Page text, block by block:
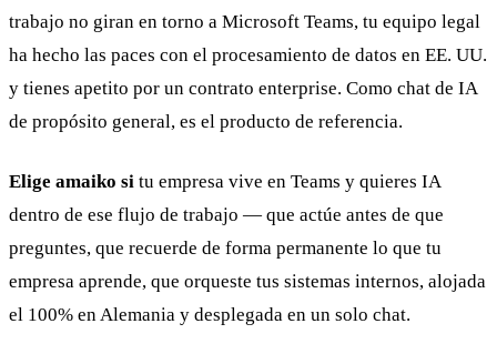
trabajo no giran en torno a Microsoft Teams, tu equipo legal
ha hecho las paces con el procesamiento de datos en EE. UU.
y tienes apetito por un contrato enterprise. Como chat de IA
de propósito general, es el producto de referencia.
Elige amaiko si tu empresa vive en Teams y quieres IA
dentro de ese flujo de trabajo — que actúe antes de que
preguntes, que recuerde de forma permanente lo que tu
empresa aprende, que orqueste tus sistemas internos, alojada
el 100% en Alemania y desplegada en un solo chat.